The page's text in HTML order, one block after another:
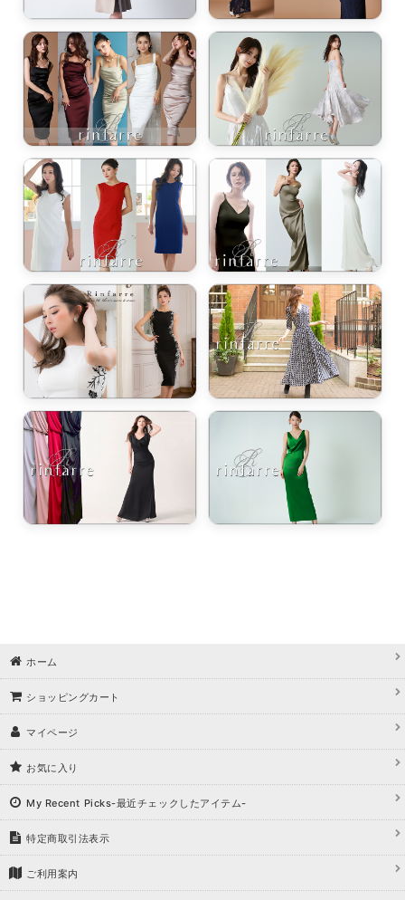
ホーム
ショッピングカート
マイページ
お気に入り
My Recent Picks-最近チェックしたアイテム-
特定商取引法表示
ご利用案内